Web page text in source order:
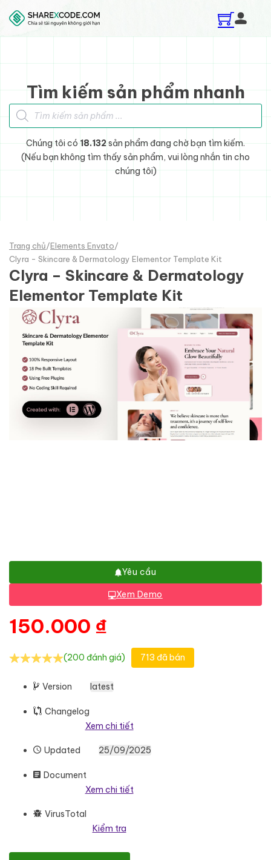
Skip to main content
Skip to footer
Tìm kiếm sản phẩm nhanh
Tìm kiếm sản phẩm
Chúng tôi có 18.132sản phẩm đang chờ bạn tìm kiếm.
(Nếu bạn không tìm thấy sản phẩm, vui lòng nhắn tin cho
chúng tôi)
Trang chủ/Elements Envato/
Clyra - Skincare & Dermatology Elementor Template Kit
Clyra – Skincare & Dermatology
Elementor Template Kit
Yêu cầu
Xem Demo
150.000 ₫
(200 đánh giá) 713 đã bán
Version latest
Changelog
Xem chi tiết
Updated 25/09/2025
Document
Xem chi tiết
VirusTotal
Kiểm tra
Clyra - Skincare & Dermatology Elementor Template Kit số lượng